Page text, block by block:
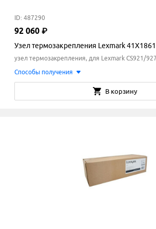
ID: 487290
92 060 ₽
Узел термозакрепления Lexmark 41X1861
узел термозакрепления, для Lexmark CS921/
Способы получения
В корзину